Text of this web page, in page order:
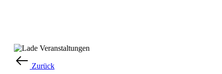
Zurück